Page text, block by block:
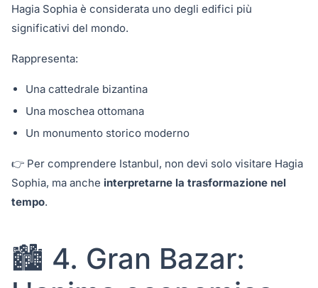
Hagia Sophia è considerata uno degli edifici più
significativi del mondo.
Rappresenta:
Una cattedrale bizantina
Una moschea ottomana
Un monumento storico moderno
👉 Per comprendere Istanbul, non devi solo visitare Hagia
Sophia, ma anche interpretarne la trasformazione nel
tempo.
🏙️ 4. Gran Bazar: